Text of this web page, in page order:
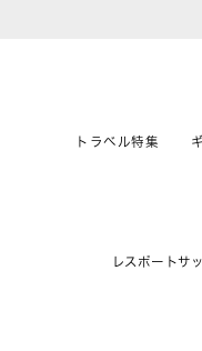
トラベル特集
レスポートサ